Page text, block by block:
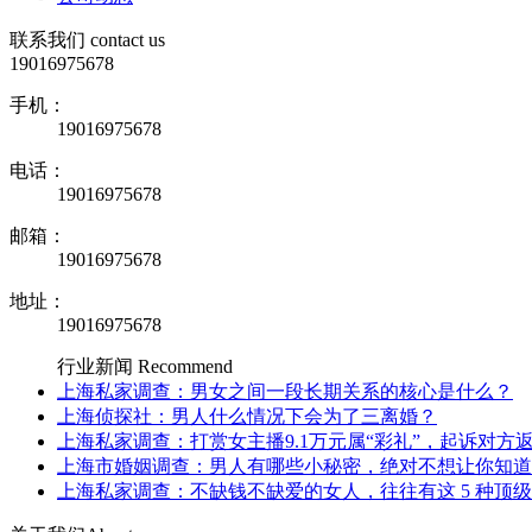
联系我们 contact us
19016975678
手机：
19016975678
电话：
19016975678
邮箱：
19016975678
地址：
19016975678
行业新闻 Recommend
上海私家调查：男女之间一段长期关系的核心是什么？
上海侦探社：男人什么情况下会为了三离婚？
上海私家调查：打赏女主播9.1万元属“彩礼”，起诉对方
上海市婚姻调查：男人有哪些小秘密，绝对不想让你知道
上海私家调查：不缺钱不缺爱的女人，往往有这 5 种顶级